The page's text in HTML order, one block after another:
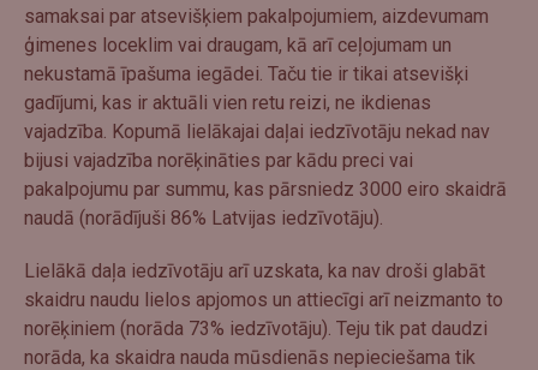
samaksai par atsevišķiem pakalpojumiem, aizdevumam
ģimenes loceklim vai draugam, kā arī ceļojumam un
nekustamā īpašuma iegādei. Taču tie ir tikai atsevišķi
gadījumi, kas ir aktuāli vien retu reizi, ne ikdienas
vajadzība. Kopumā lielākajai daļai iedzīvotāju nekad nav
bijusi vajadzība norēķināties par kādu preci vai
pakalpojumu par summu, kas pārsniedz 3000 eiro skaidrā
naudā (norādījuši 86% Latvijas iedzīvotāju).
Lielākā daļa iedzīvotāju arī uzskata, ka nav droši glabāt
skaidru naudu lielos apjomos un attiecīgi arī neizmanto to
norēķiniem (norāda 73% iedzīvotāju). Teju tik pat daudzi
norāda, ka skaidra nauda mūsdienās nepieciešama tik